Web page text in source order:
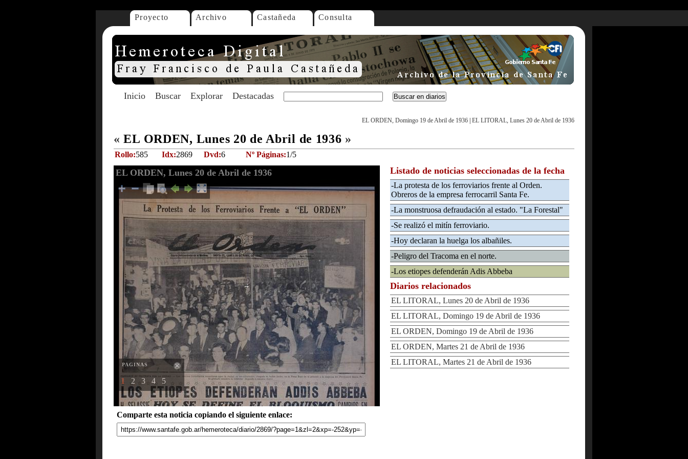
Proyecto Archivo Castañeda Consulta
Inicio Buscar Explorar Destacadas
EL ORDEN, Domingo 19 de Abril de 1936 EL LITORAL, Lunes 20 de Abril de 1936
« EL ORDEN, Lunes 20 de Abril de 1936 »
Rollo:585 Idx:2869 Dvd:6 Nº Páginas:1/5
EL ORDEN, Lunes 20 de Abril de 1936
PAGINAS
1 2 3 4 5
Comparte esta noticia copiando el siguiente enlace:
Listado de noticias seleccionadas de la fecha
-La protesta de los ferroviarios frente al Orden.
Obreros de la empresa ferrocarril Santa Fe.
-La monstruosa defraudación al estado. "La Forestal"
-Se realizó el mitín ferroviario.
-Hoy declaran la huelga los albañiles.
-Peligro del Tracoma en el norte.
-Los etiopes defenderán Adis Abbeba
Diarios relacionados
EL LITORAL, Lunes 20 de Abril de 1936
EL LITORAL, Domingo 19 de Abril de 1936
EL ORDEN, Domingo 19 de Abril de 1936
EL ORDEN, Martes 21 de Abril de 1936
EL LITORAL, Martes 21 de Abril de 1936